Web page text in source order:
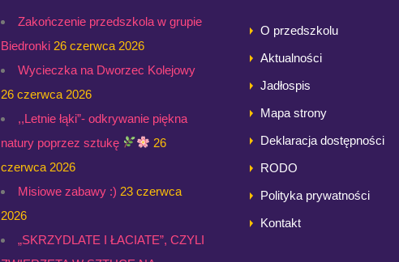
Zakończenie przedszkola w grupie
Biedronki 26 czerwca 2026
Wycieczka na Dworzec Kolejowy
26 czerwca 2026
,,Letnie łąki”- odkrywanie piękna
natury poprzez sztukę
26
czerwca 2026
Misiowe zabawy :) 23 czerwca
2026
„SKRZYDLATE I ŁACIATE”, CZYLI
O przedszkolu
Aktualności
Jadłospis
Mapa strony
Deklaracja dostępności
RODO
Polityka prywatności
Kontakt